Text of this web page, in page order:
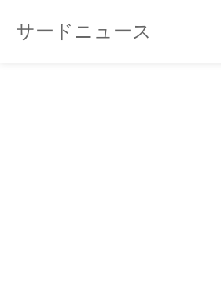
サードニュース